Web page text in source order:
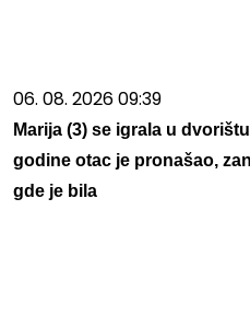
06. 08. 2026 09:39
Marija (3) se igrala u
godine otac je pronašao,
gde je bila